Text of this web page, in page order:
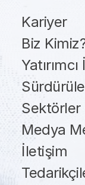
Kariyer
Biz
Sektörler
Medya
İletişim